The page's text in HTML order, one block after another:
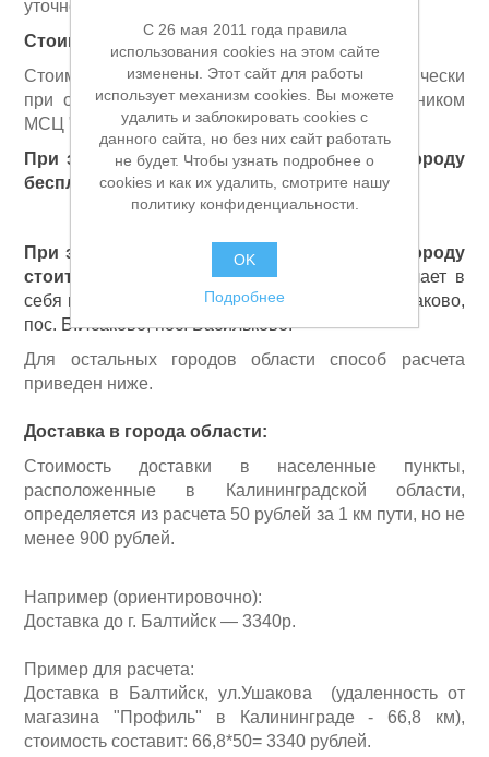
Расходные материалы и оснастка
уточнении деталей заказа с менеджером.
Стоимость доставки:
Стоимость доставки рассчитывается автоматически
при оформлении заказа на сайте или сотрудником
МСЦ "Профиль"
При заказе от 25 000 рублей доставка по городу
бесплатная.
При заказе до 25 000 рублей доставка по городу
стоит 900 рублей.
Доставка по городу включает в
себя населенные пункты: г. Гурьевск, пос. М.Исаково,
пос. Б.Исаково, пос. Васильково.
Для остальных городов области способ расчета
приведен ниже.
Доставка в города области:
Стоимость доставки в населенные пункты,
расположенные в Калининградской области,
определяется из расчета 50 рублей за 1 км пути, но не
менее 900 рублей.
Например (ориентировочно):
Доставка до г. Балтийск — 3340р.
Пример для расчета:
Доставка в Балтийск, ул.Ушакова (удаленность от
магазина "Профиль" в Калининграде - 66,8 км),
стоимость составит: 66,8*50= 3340 рублей.
C 26 мая 2011 года правила
использования cookies на этом сайте
изменены. Этот сайт для работы
использует механизм cookies. Вы можете
удалить и заблокировать cookies с
данного сайта, но без них сайт работать
не будет. Чтобы узнать подробнее о
cookies и как их удалить, смотрите нашу
политику конфиденциальности.
OK
Подробнее